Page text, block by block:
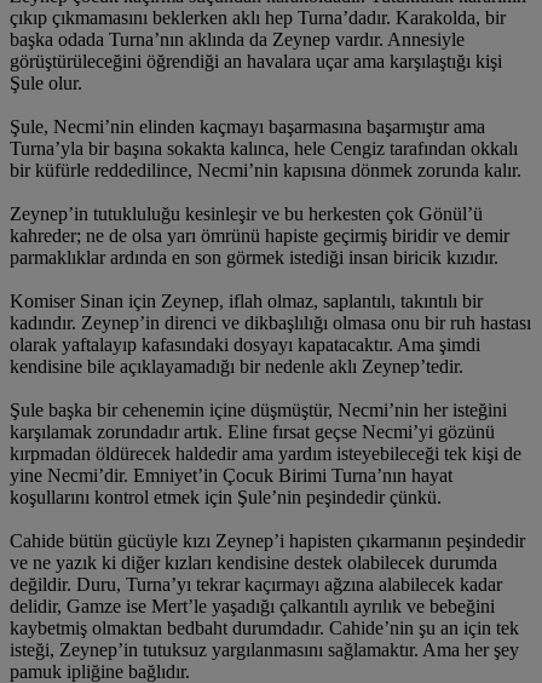
çıkıp çıkmamasını beklerken aklı hep Turna’dadır. Karakolda, bir
başka odada Turna’nın aklında da Zeynep vardır. Annesiyle
görüştürüleceğini öğrendiği an havalara uçar ama karşılaştığı kişi
Şule olur.
Şule, Necmi’nin elinden kaçmayı başarmasına başarmıştır ama
Turna’yla bir başına sokakta kalınca, hele Cengiz tarafından okkalı
bir küfürle reddedilince, Necmi’nin kapısına dönmek zorunda kalır.
Zeynep’in tutukluluğu kesinleşir ve bu herkesten çok Gönül’ü
kahreder; ne de olsa yarı ömrünü hapiste geçirmiş biridir ve demir
parmaklıklar ardında en son görmek istediği insan biricik kızıdır.
Komiser Sinan için Zeynep, iflah olmaz, saplantılı, takıntılı bir
kadındır. Zeynep’in direnci ve dikbaşlılığı olmasa onu bir ruh hastası
olarak yaftalayıp kafasındaki dosyayı kapatacaktır. Ama şimdi
kendisine bile açıklayamadığı bir nedenle aklı Zeynep’tedir.
Şule başka bir cehenemin içine düşmüştür, Necmi’nin her isteğini
karşılamak zorundadır artık. Eline fırsat geçse Necmi’yi gözünü
kırpmadan öldürecek haldedir ama yardım isteyebileceği tek kişi de
yine Necmi’dir. Emniyet’in Çocuk Birimi Turna’nın hayat
koşullarını kontrol etmek için Şule’nin peşindedir çünkü.
Cahide bütün gücüyle kızı Zeynep’i hapisten çıkarmanın peşindedir
ve ne yazık ki diğer kızları kendisine destek olabilecek durumda
değildir. Duru, Turna’yı tekrar kaçırmayı ağzına alabilecek kadar
delidir, Gamze ise Mert’le yaşadığı çalkantılı ayrılık ve bebeğini
kaybetmiş olmaktan bedbaht durumdadır. Cahide’nin şu an için tek
isteği, Zeynep’in tutuksuz yargılanmasını sağlamaktır. Ama her şey
pamuk ipliğine bağlıdır.